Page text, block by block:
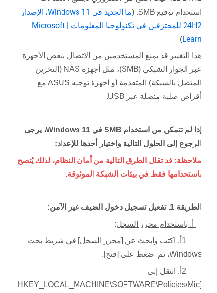
استخدام توقيع SMB. (
ما الجديد في Windows 11، الإصدار
24H2 للمحترفين في تكنولوجيا المعلومات | Microsoft
Learn
)
هذا التغيير قد يمنع المستخدمين من الاتصال ببعض الأجهزة
عبر الجوار الشبكي (SMB)، مثل أجهزة NAS (التخزين
المتصل بالشبكة) المتقدمة أو أجهزة توجيه ASUS مع
أقراص صلبة متصلة عبر USB.
إذا لم تتمكن من استخدام SMB في Windows 11، يرجى
الرجوع إلى الحلول التالية واختيار أحدها للإعداد:
ملاحظة: قد تقلل الطرق التالية من أمان النظام، لذلك يُنصح
باستخدامها فقط في بيئات الشبكة الموثوقة.
الطريقة 1. تفعيل تسجيل دخول الضيف غير الآمن:
أ. باستخدام محرر السجل:
1أ. اكتب وابحث عن [محرر السجل] في شريط بحث
Windows، ثم اضغط على [فتح].
2أ. انتقل إلى
[HKEY_LOCAL_MACHINE\SOFTWARE\Policies\Mic